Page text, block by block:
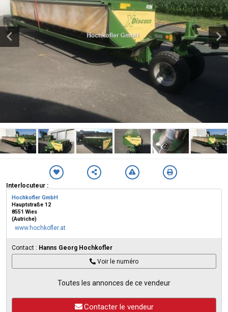
Interlocuteur :
Hochkofler GmbH
Hauptstraße 12
8551 Wies
(Autriche)
www.hochkofler.at
Contact : Hanns Georg Hochkofler
Voir le numéro
Toutes les annonces de ce vendeur
Contacter le vendeur